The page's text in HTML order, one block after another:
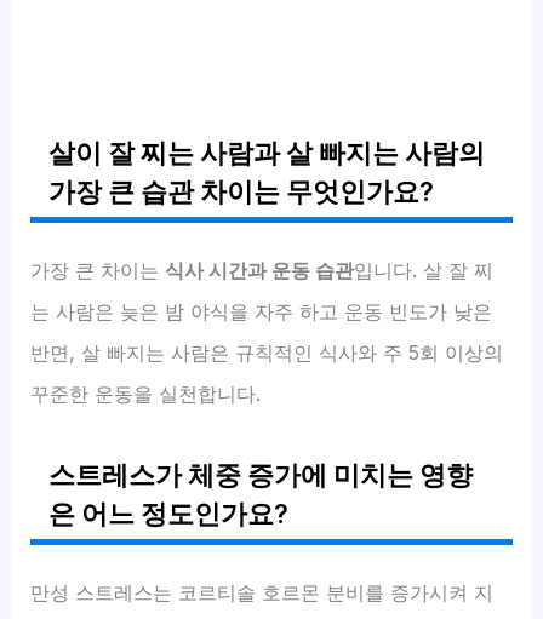
살이 잘 찌는 사람과 살 빠지는 사람의
가장 큰 습관 차이는 무엇인가요?
가장 큰 차이는 식사 시간과 운동 습관입니다. 살 잘 찌
는 사람은 늦은 밤 야식을 자주 하고 운동 빈도가 낮은
반면, 살 빠지는 사람은 규칙적인 식사와 주 5회 이상의
꾸준한 운동을 실천합니다.
스트레스가 체중 증가에 미치는 영향
은 어느 정도인가요?
만성 스트레스는 코르티솔 호르몬 분비를 증가시켜 지